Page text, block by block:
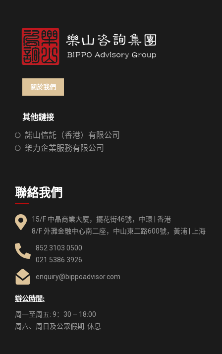
關於我們
其他鏈接
諾山信託（香港）有限公司
樂力企業服務有限公司
聯絡我們
15/F 中晶商業大廈，擺花街46號，中環 | 香港
8/F 外灘金融中心南二座，中山東二路600號，黃浦 | 上海
852 3103 0500
021 5386 3926
enquiry@bippoadvisor.com
辦公時間:
周一至周五: 9：30 – 18:00
周六、周日及公眾假期: 休息